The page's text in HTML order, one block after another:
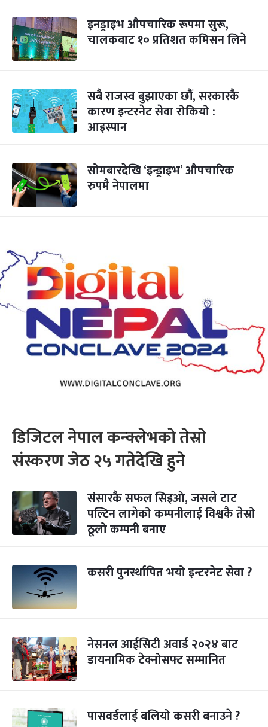
इनड्राइभ औपचारिक रूपमा सुरू,
चालकबाट १० प्रतिशत कमिसन लिने
सबै राजस्व बुझाएका छौंं, सरकारकै
कारण इन्टरनेट सेवा रोकियो :
आइस्पान
सोमबारदेखि ‘इन्ड्राइभ’ औपचारिक
रुपमै नेपालमा
डिजिटल नेपाल कन्क्लेभको तेस्रो
संस्करण जेठ २५ गतेदेखि हुने
संसारकै सफल सिइओ, जसले टाट
पल्टिन लागेको कम्पनीलाई विश्वकै तेस्रो
ठूलो कम्पनी बनाए
कसरी पुनर्स्थापित भयो इन्टरनेट सेवा ?
नेसनल आईसिटी अवार्ड २०२४ बाट
डायनामिक टेक्नोसफ्ट सम्मानित
पासवर्डलाई बलियो कसरी बनाउने ?